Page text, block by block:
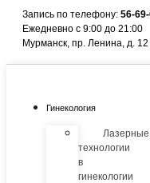
Перейти
содержимому
Запись по телефону: 56-
Ежедневно с 9:00 до 21:00
Мурманск, пр. Ленина, д.
Гинекология
Лазерные
технологии
в
гинекологии